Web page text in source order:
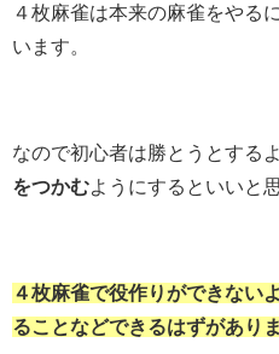
４枚麻雀は本来の麻雀をやる
います。
なので初心者は勝とうとする
をつかむようにするといいと
４枚麻雀で役作りができない
ることなどできるはずがありま